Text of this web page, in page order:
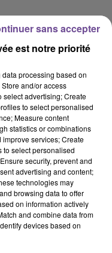
TAME IMPALA
Dracula
17h57
17h57
est notre priorité
processing based on
and/or access
select advertising; Create
to select personalised
Measure content
statistics or combinations
services; Create
to select personalised
security, prevent and
advertising and content;
technologies may
browsing data to offer
on information actively
and combine data from
devices based on
sans accepter